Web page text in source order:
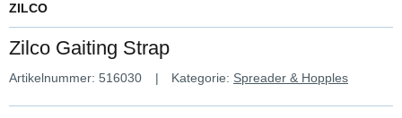
ZILCO
Zilco Gaiting Strap
Artikelnummer: 516030 Kategorie: Spreader & Hopples